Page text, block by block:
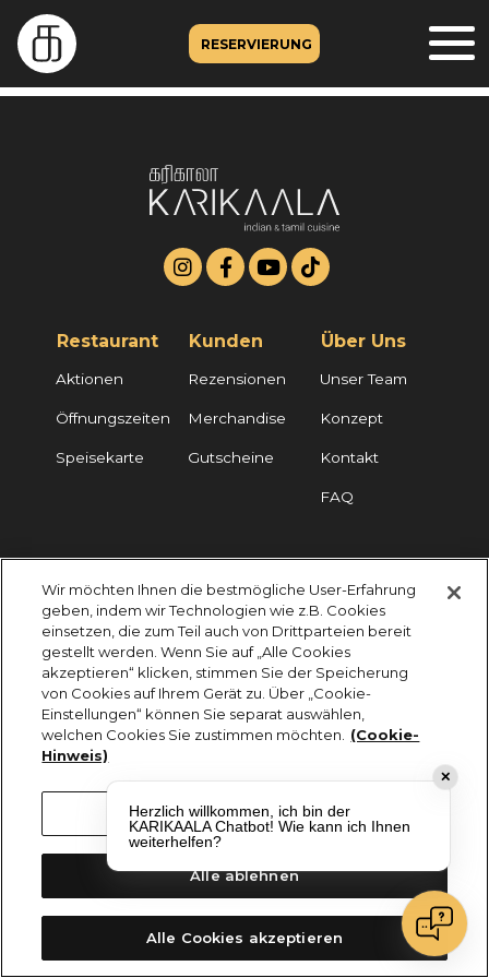
RESERVIERUNG
Restaurant
Aktionen
Öffnungszeiten
Speisekarte
Kunden
Rezensionen
Merchandise
Gutscheine
Über Uns
Unser Team
Konzept
Kontakt
FAQ
KARIKAALA ©2026 - Saily Food Service GmbH
Alle Rechte vorbehalten
✕
Herzlich willkommen, ich bin der
KARIKAALA Chatbot! Wie kann ich Ihnen
weiterhelfen?
Wir möchten Ihnen die bestmögliche User-Erfahrung
geben, indem wir Technologien wie z.B. Cookies
einsetzen, die zum Teil auch von Drittparteien bereit
gestellt werden. Wenn Sie auf „Alle Cookies
akzeptieren“ klicken, stimmen Sie der Speicherung
von Cookies auf Ihrem Gerät zu. Über „Cookie-
Einstellungen“ können Sie separat auswählen,
welchen Cookies Sie zustimmen möchten.
(Cookie-
Hinweis)
Cookie-Einstellungen
Alle ablehnen
Alle Cookies akzeptieren